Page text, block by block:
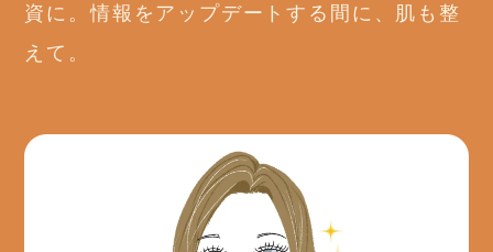
資に。情報をアップデートする間に、肌も整
えて。